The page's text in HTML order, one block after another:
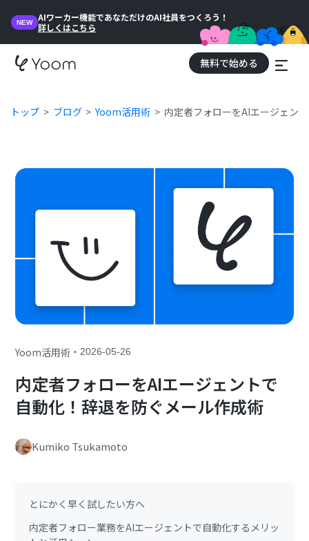
NEW
AIワーカー機能であなただけのAI社員をつくろう！
詳しくはこちら
無料で始める
トップ ブログ Yoom活用術 内定者フォローをAIエージェン
Yoom活用術 ・2026-05-26
内定者フォローをAIエージェントで
自動化！辞退を防ぐメール作成術
Kumiko Tsukamoto
とにかく早く試したい方へ
内定者フォロー業務をAIエージェントで自動化するメリッ